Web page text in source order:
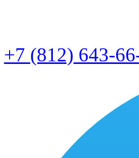
+7 (812) 643-